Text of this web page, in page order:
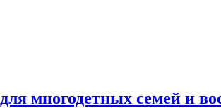
многодетных семей и